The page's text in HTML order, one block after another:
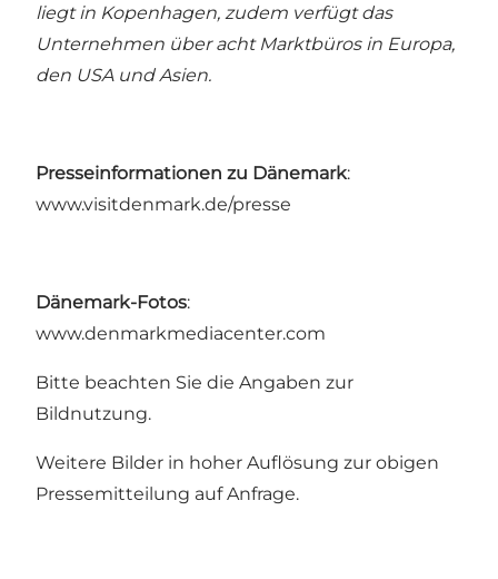
liegt in Kopenhagen, zudem verfügt das
Unternehmen über acht Marktbüros in Europa,
den USA und Asien.
Presseinformationen zu Dänemark:
www.visitdenmark.de/presse
Dänemark-Fotos:
www.denmarkmediacenter.com
Bitte beachten Sie die Angaben zur
Bildnutzung.
Weitere Bilder in hoher Auflösung zur obigen
Pressemitteilung auf Anfrage.